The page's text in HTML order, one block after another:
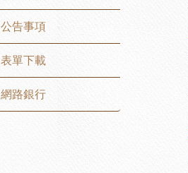
公告事項
表單下載
網路銀行